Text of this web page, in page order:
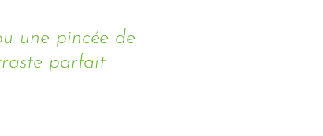
une pincée de
parfait